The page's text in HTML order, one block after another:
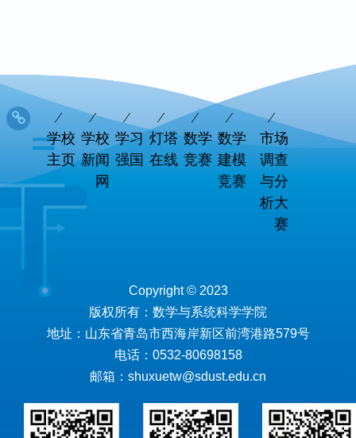
学校
主页
学校
新闻
网
学习
强国
灯塔
在线
数学
竞赛
数学
建模
竞赛
市场
调查
与分
析大
赛
Copyright © 2023
版权所有：数学与系统科学学院
地址：山东省青岛市西海岸新区前湾港路579号
电话：0532-80698158
邮箱：shuxuetw@sdust.edu.cn